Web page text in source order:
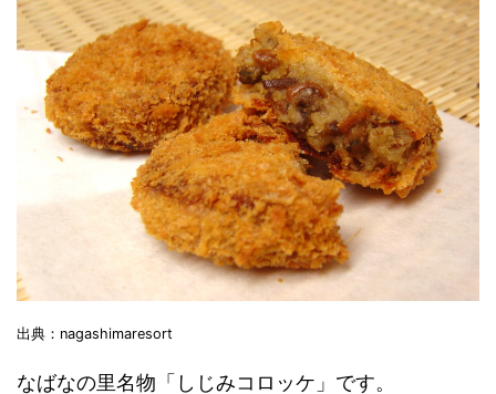
出典：nagashimaresort
なばなの里名物「しじみコロッケ」です。